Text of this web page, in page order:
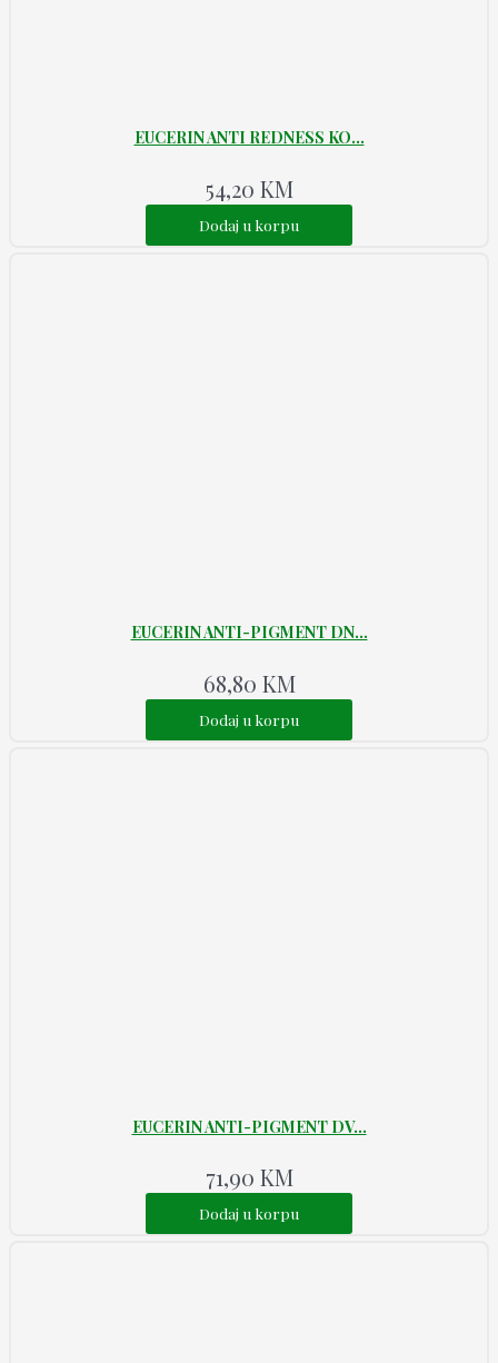
EUCERIN ANTI REDNESS KO...
54,20 KM
Dodaj u korpu
EUCERIN ANTI-PIGMENT DN...
68,80 KM
Dodaj u korpu
EUCERIN ANTI-PIGMENT DV...
71,90 KM
Dodaj u korpu